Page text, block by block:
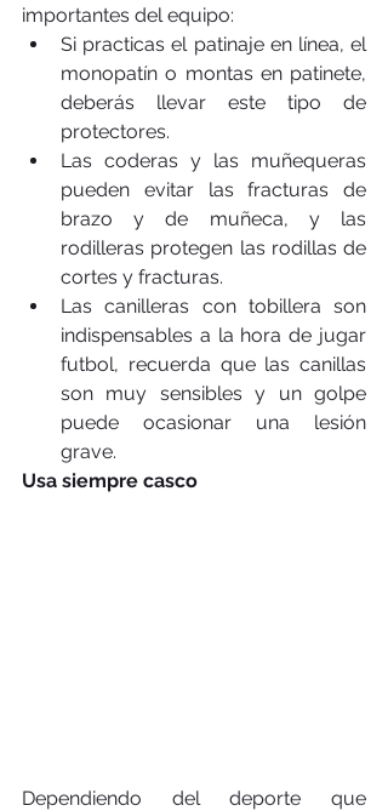
importantes del equipo:
Si practicas el patinaje en línea, el
monopatín o montas en patinete,
deberás llevar este tipo de
protectores.
Las coderas y las muñequeras
pueden evitar las fracturas de
brazo y de muñeca, y las
rodilleras protegen las rodillas de
cortes y fracturas.
Las canilleras con tobillera son
indispensables a la hora de jugar
futbol, recuerda que las canillas
son muy sensibles y un golpe
puede ocasionar una lesión
grave.
Usa siempre casco
Dependiendo del deporte que